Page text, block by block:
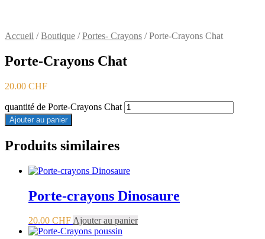
Accueil /Boutique /Portes- Crayons / Porte-Crayons Chat
Porte-Crayons Chat
20.00 CHF
quantité de Porte-Crayons Chat
Ajouter au panier
Produits similaires
Porte-crayons Dinosaure
20.00 CHFAjouter au panier